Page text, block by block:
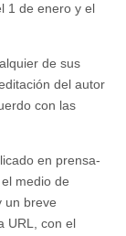
1 de enero y el
de sus
del autor
con las
en prensa-
medio de
un breve
URL, con el